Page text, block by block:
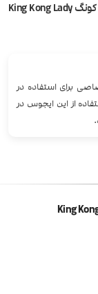
سالت لیدی کیلر کینگ کونگ King Kong Lady
برای استفاده در
از این ایجوس در